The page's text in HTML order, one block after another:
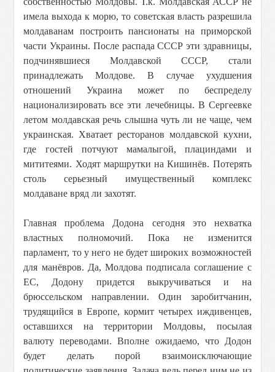
имела выхода к морю, то советская власть разрешила
молдаванам построить пансионаты на приморской
части Украины. После распада СССР эти здравницы,
подчинявшиеся Молдавской СССР, стали
принадлежать Молдове. В случае ухудшения
отношений Украина может по беспределу
национализировать все эти лечебницы. В Сергеевке
летом молдавская речь слышна чуть ли не чаще, чем
украинская. Хватает ресторанов молдавской кухни,
где гостей потчуют мамалыгой, плациндами и
мититеями. Ходят маршрутки на Кишинёв. Потерять
столь серьезный имущественный комплекс
молдаване вряд ли захотят.
Главная проблема Додона сегодня это нехватка
властных полномочий. Пока не изменится
парламент, то у него не будет широких возможностей
для манёвров. Да, Молдова подписала соглашение с
ЕС, Додону придется выкручиваться и на
брюссельском направлении. Один заробитчанин,
трудящийся в Европе, кормит четырех иждивенцев,
оставшихся на территории Молдовы, посылая
валюту переводами. Вполне ожидаемо, что Додон
будет делать порой взаимоисключающие